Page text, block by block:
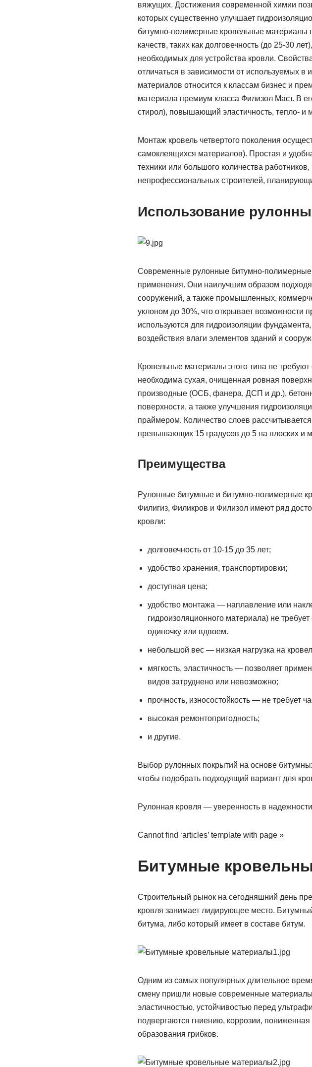
вяжущих. Достижения современной химии
которых существенно улучшает
битумно-полимерные кровельные материалы
качеств, таких как долговечность (до 25-30
необходимых для устройства кровли.
отличаться в зависимости от используемых в
материалов относится к классам бизнес и
материала премиум класса Филизол Маст. В
стирол), повышающий эластичность, тепло- и
Монтаж кровель четвертого поколения
самоклеящихся материалов). Простая и
техники или большого количества
непрофессиональных строителей,
Использование
Современные рулонные битумно-
применения. Они наилучшим образом
сооружений, а также промышленных,
уклоном до 30%, что открывает возможности
используются для гидроизоляции
воздействия влаги элементов зданий и
Кровельные материалы этого типа не
необходима сухая, очищенная ровная
производные (ОСБ, фанера, ДСП и др.),
поверхности, а также улучшения
праймером. Количество слоев
превышающих 15 градусов до 5 на плоских и
Преимущества
Рулонные битумные и битумно-полимерные
Филигиз, Филикров и Филизол имеют ряд
кровли:
долговечность от 10-15 до 35 лет;
удобство хранения, транспортировки;
доступная цена;
удобство монтажа — наплавление или
гидроизоляционного материала) не
одиночку или вдвоем.
небольшой вес — низкая нагрузка на
мягкость, эластичность — позволяет
видов затруднено или невозможно;
прочность, износостойкость — не требует
высокая ремонтопригодность;
и другие.
Выбор рулонных покрытий на основе
чтобы подобрать подходящий вариант для
Рулонная кровля — уверенность в
Cannot find ‘articles’ template with page »
Битумные
Строительный рынок на сегодняшний день
кровля занимает лидирующее место.
битума, либо который имеет в составе битум.
Одним из самых популярных длительное
смену пришли новые современные
эластичностью, устойчивостью перед
подвергаются гниению, коррозии,
образования грибков.